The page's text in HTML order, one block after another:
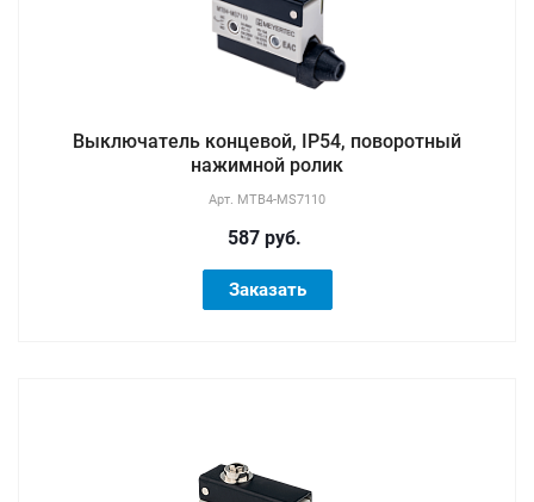
Выключатель концевой, IP54, поворотный
нажимной ролик
Арт. MTB4-MS7110
587 руб.
Заказать